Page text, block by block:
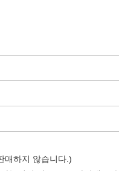
매하지 않습니다.)